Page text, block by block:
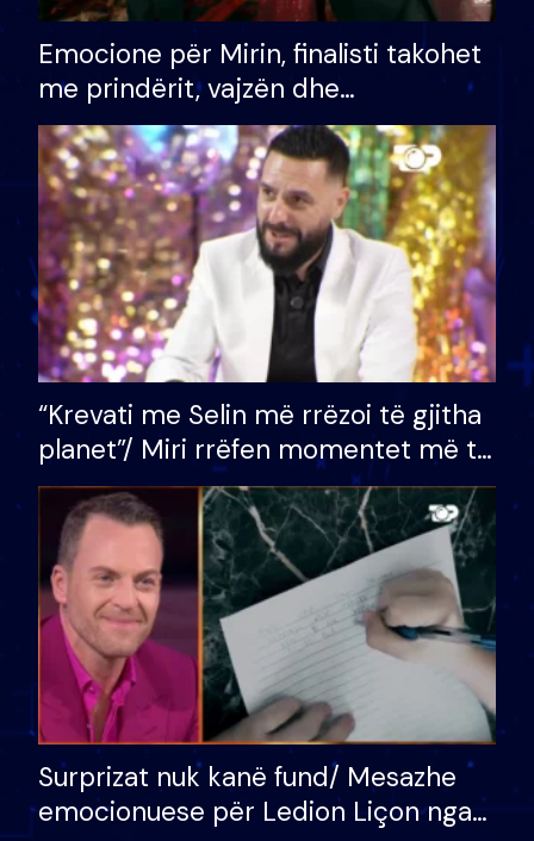
Emocione për Mirin, finalisti takohet
me prindërit, vajzën dhe
bashkëshorten: S’kemi ndonjë letër
divorci apo jo?
“Krevati me Selin më rrëzoi të gjitha
planet”/ Miri rrëfen momentet më të
bukura në shtëpinë e BB VIP: Do më
mungojë zilja e mëngjesit kur…
Surprizat nuk kanë fund/ Mesazhe
emocionuese për Ledion Liçon nga